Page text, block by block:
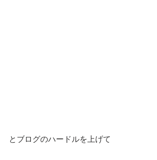
とブログのハードルを上げて